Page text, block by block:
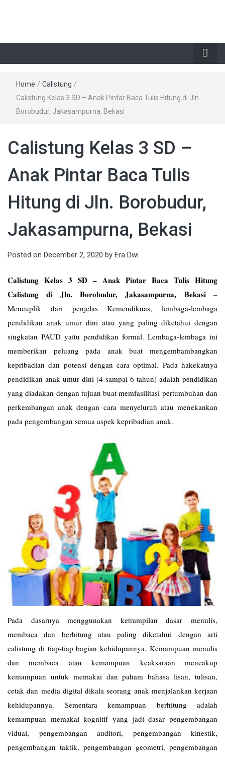
Home / Calistung /
Calistung Kelas 3 SD – Anak Pintar Baca Tulis Hitung di Jln.
Borobudur, Jakasampurna, Bekasi
Calistung Kelas 3 SD –
Anak Pintar Baca Tulis
Hitung di Jln. Borobudur,
Jakasampurna, Bekasi
Posted on December 2, 2020 by Era Dwi
Calistung Kelas 3 SD – Anak Pintar Baca Tulis Hitung
Calistung di Jln. Borobudur, Jakasampurna, Bekasi–
Mencuplik dari penjelas Kemendiknas, lembaga-lembaga
pendidikan anak umur dini atau yang paling diketahui dengan
singkatan PAUD yaitu pendidikan formal. Lembaga-lembaga ini
memberikan peluang pada anak buat mengembambangkan
kepribadian dan potensi dengan cara optimal. Pada hakekatnya
pendidikan anak umur dini (4 sampai 6 tahun) adalah pendidikan
yang diadakan dengan tujuan buat memfasilitasi pertumbuhan dan
perkembangan anak dengan cara menyeluruh atau menekankan
pada pengembangan semua aspek kepribadian anak.
Pada dasarnya menggunakan ketrampilan dasar menulis,
membaca dan berhitung atau paling diketahui dengan arti
calistung di tiap-tiap bagian kehidupannya. Kemampuan menulis
dan membaca atau kemampuan keaksaraan mencakup
kemampuan untuk memakai dan paham bahasa lisan, tulisan,
cetak dan media digital dikala seorang anak menjalankan kerjaan
kehidupannya. Sementara kemampuan berhitung adalah
kemampuan memakai kognitif yang jadi dasar pengembangan
vidual, pengembangan auditori, pengembangan kinestik,
pengembangan taktik, pengembangan geometri, pengembangan